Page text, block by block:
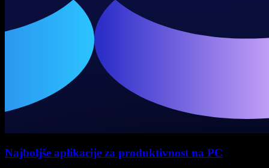
Najboljše aplikacije za produktivnost na PC